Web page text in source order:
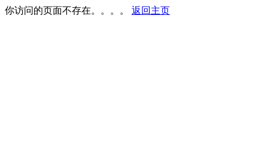
你访问的页面不存在。。。。 返回主页